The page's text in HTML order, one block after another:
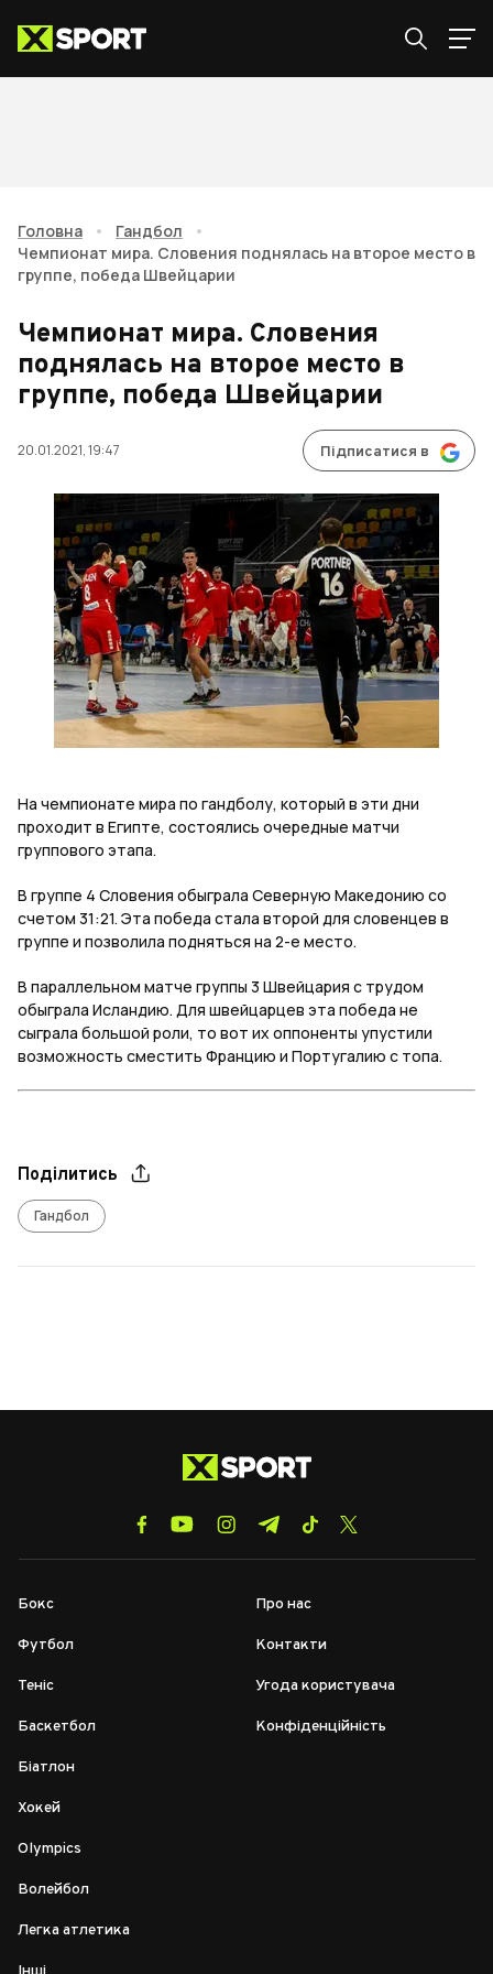
Головна • Гандбол
•
Чемпионат мира. Словения поднялась на второе место в
группе, победа Швейцарии
Чемпионат мира. Словения
поднялась на второе место в
группе, победа Швейцарии
20.01.2021, 19:47 Підписатися в
На чемпионате мира по гандболу, который в эти дни
проходит в Египте, состоялись очередные матчи
группового этапа.
В группе 4 Словения обыграла Северную Македонию со
счетом 31:21. Эта победа стала второй для словенцев в
группе и позволила подняться на 2-е место.
В параллельном матче группы 3 Швейцария с трудом
обыграла Исландию. Для швейцарцев эта победа не
сыграла большой роли, то вот их оппоненты упустили
возможность сместить Францию и Португалию с топа.
Поділитись
Гандбол
Бокс
Футбол
Теніс
Баскетбол
Біатлон
Хокей
Olympics
Волейбол
Легка атлетика
Про нас
Контакти
Угода користувача
Конфіденційність